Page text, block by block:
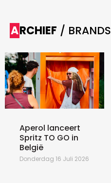
ARCHIEF / BRANDS
Aperol lanceert
Spritz TO GO in
België
Donderdag 16 Juli 2026